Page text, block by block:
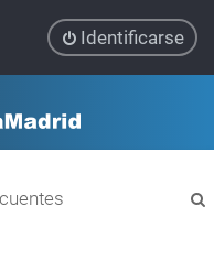
Identificarse